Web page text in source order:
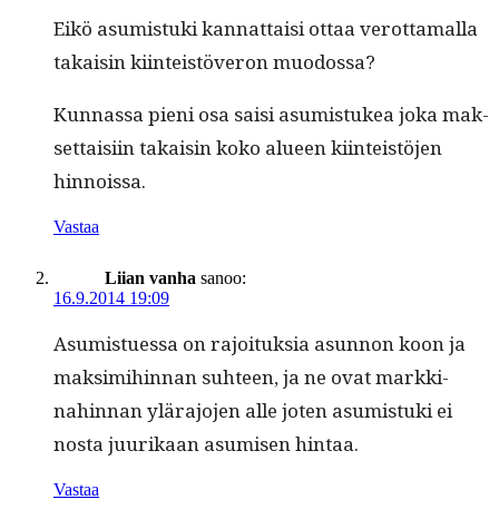
Eikö asum­is­tu­ki kan­nat­taisi ottaa verot­ta­mal­la
takaisin kiin­teistöveron muodossa?
Kun­nas­sa pieni osa saisi asum­is­tukea joka mak­
set­taisi­in takaisin koko alueen kiin­teistö­jen
hinnoissa.
Vastaa
Liian vanha sanoo:
16.9.2014 19:09
Asum­istues­sa on rajoituk­sia asun­non koon ja
mak­sim­i­hin­nan suh­teen, ja ne ovat markki­
nahin­nan ylära­jo­jen alle joten asum­is­tu­ki ei
nos­ta juurikaan asumisen hintaa.
Vastaa